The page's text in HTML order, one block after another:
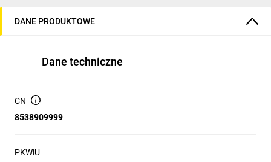
sygnalizujące wyzwolenie. Rozwiązanie to skraca czas
DANE PRODUKTOWE
Dane techniczne
CN
8538909999
PKWiU